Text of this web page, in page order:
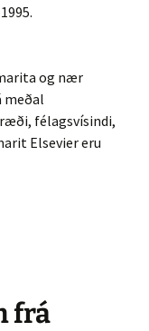
og nær
félagsvísindi,
Elsevier eru
frá